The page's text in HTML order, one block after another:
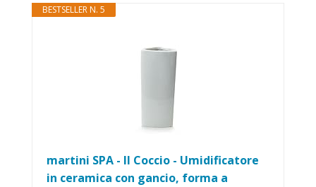
BESTSELLER N. 5
martini SPA - Il Coccio - Umidificatore
in ceramica con gancio, forma a